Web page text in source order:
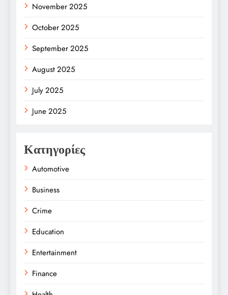
November 2025
October 2025
September 2025
August 2025
July 2025
June 2025
Κατηγορίες
Automotive
Business
Crime
Education
Entertainment
Finance